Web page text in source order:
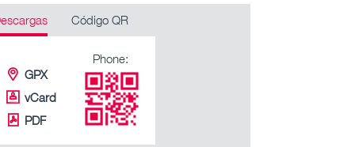
Código QR
GPX
vCard
PDF
Phone: